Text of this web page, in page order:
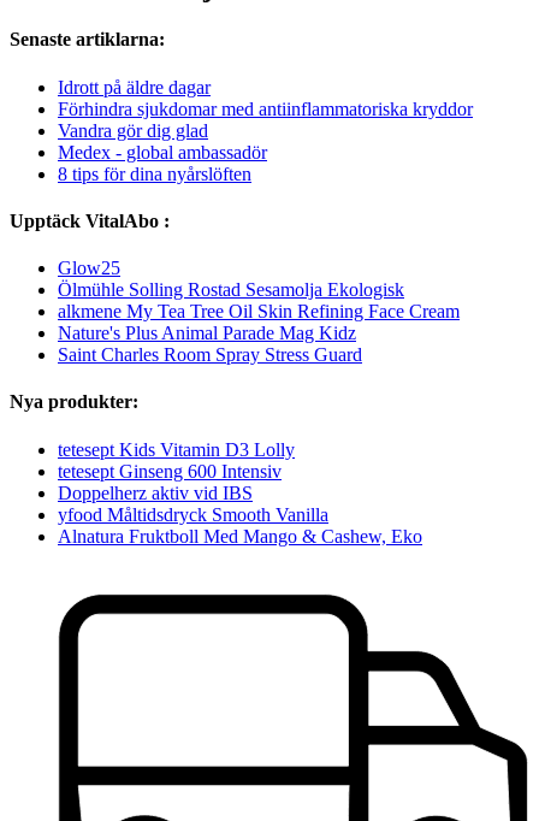
Senaste artiklarna:
Idrott på äldre dagar
Förhindra sjukdomar med antiinflammatoriska kryddor
Vandra gör dig glad
Medex - global ambassadör
8 tips för dina nyårslöften
Upptäck VitalAbo :
Glow25
Ölmühle Solling Rostad Sesamolja Ekologisk
alkmene My Tea Tree Oil Skin Refining Face Cream
Nature's Plus Animal Parade Mag Kidz
Saint Charles Room Spray Stress Guard
Nya produkter:
tetesept Kids Vitamin D3 Lolly
tetesept Ginseng 600 Intensiv
Doppelherz aktiv vid IBS
yfood Måltidsdryck Smooth Vanilla
Alnatura Fruktboll Med Mango & Cashew, Eko